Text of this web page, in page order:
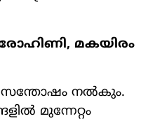
മകയിരം
സന്തോഷം നൽകും.
മുന്നേറ്റം